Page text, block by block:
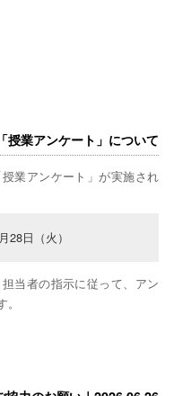
授業アンケート」について
業アンケート」が実施され
28日（火）
当者の指示に従って、アン